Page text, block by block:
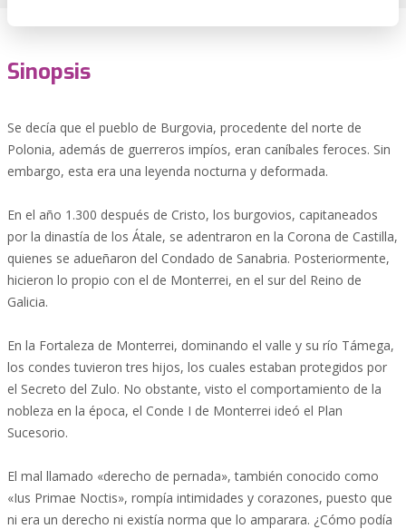
Sinopsis
Se decía que el pueblo de Burgovia, procedente del norte de
Polonia, además de guerreros impíos, eran caníbales feroces. Sin
embargo, esta era una leyenda nocturna y deformada.
En el año 1.300 después de Cristo, los burgovios, capitaneados
por la dinastía de los Átale, se adentraron en la Corona de Castilla,
quienes se adueñaron del Condado de Sanabria. Posteriormente,
hicieron lo propio con el de Monterrei, en el sur del Reino de
Galicia.
En la Fortaleza de Monterrei, dominando el valle y su río Támega,
los condes tuvieron tres hijos, los cuales estaban protegidos por
el Secreto del Zulo. No obstante, visto el comportamiento de la
nobleza en la época, el Conde I de Monterrei ideó el Plan
Sucesorio.
El mal llamado «derecho de pernada», también conocido como
«Ius Primae Noctis», rompía intimidades y corazones, puesto que
ni era un derecho ni existía norma que lo amparara. ¿Cómo podía